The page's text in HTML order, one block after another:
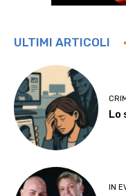
ULTIMI ARTICOLI
Lo
IN